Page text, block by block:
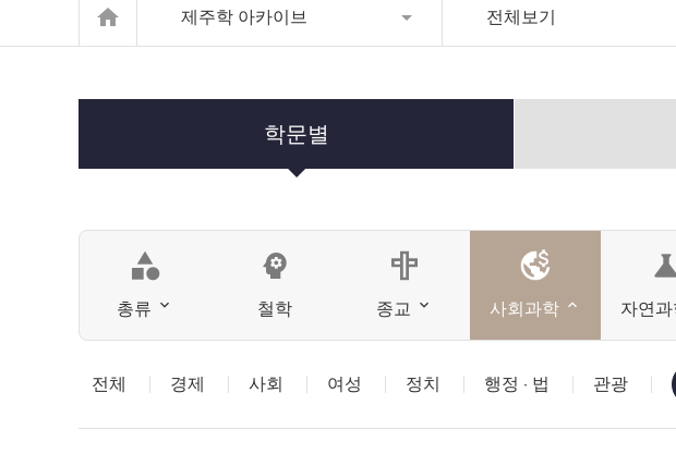
home 제주학 아카이브 전체보기
학문별
category
총류
psychology
철학 종교 사회과학 자연
전체 경제 사회 여성 정치 행정 · 법 관광